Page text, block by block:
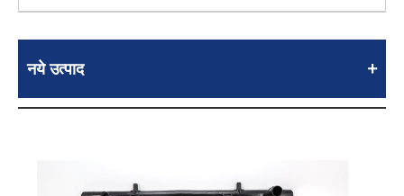
नये उत्पाद